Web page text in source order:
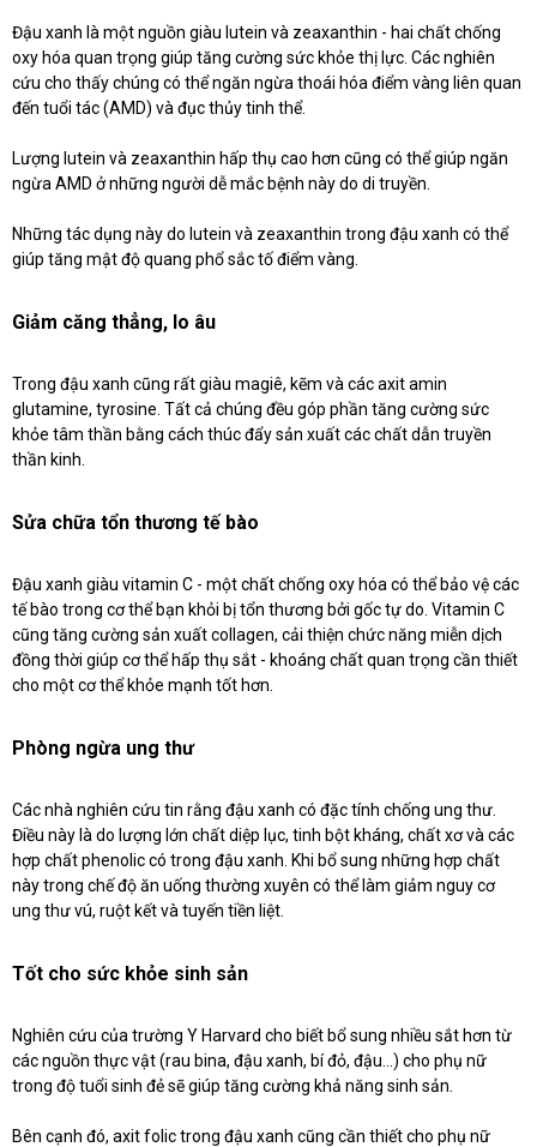
Đậu xanh là một nguồn giàu lutein và zeaxanthin - hai chất chống
oxy hóa quan trọng giúp tăng cường sức khỏe thị lực. Các nghiên
cứu cho thấy chúng có thể ngăn ngừa thoái hóa điểm vàng liên quan
đến tuổi tác (AMD) và đục thủy tinh thể.
Lượng lutein và zeaxanthin hấp thụ cao hơn cũng có thể giúp ngăn
ngừa AMD ở những người dễ mắc bệnh này do di truyền.
Những tác dụng này do lutein và zeaxanthin trong đậu xanh có thể
giúp tăng mật độ quang phổ sắc tố điểm vàng.
Giảm căng thẳng, lo âu
Trong đậu xanh cũng rất giàu magiê, kẽm và các axit amin
glutamine, tyrosine. Tất cả chúng đều góp phần tăng cường sức
khỏe tâm thần bằng cách thúc đẩy sản xuất các chất dẫn truyền
thần kinh.
Sửa chữa tổn thương tế bào
Đậu xanh giàu vitamin C - một chất chống oxy hóa có thể bảo vệ các
tế bào trong cơ thể bạn khỏi bị tổn thương bởi gốc tự do. Vitamin C
cũng tăng cường sản xuất collagen, cải thiện chức năng miễn dịch
đồng thời giúp cơ thể hấp thụ sắt - khoáng chất quan trọng cần thiết
cho một cơ thể khỏe mạnh tốt hơn.
Phòng ngừa ung thư
Các nhà nghiên cứu tin rằng đậu xanh có đặc tính chống ung thư.
Điều này là do lượng lớn chất diệp lục, tinh bột kháng, chất xơ và các
hợp chất phenolic có trong đậu xanh. Khi bổ sung những hợp chất
này trong chế độ ăn uống thường xuyên có thể làm giảm nguy cơ
ung thư vú, ruột kết và tuyến tiền liệt.
Tốt cho sức khỏe sinh sản
Nghiên cứu của trường Y Harvard cho biết bổ sung nhiều sắt hơn từ
các nguồn thực vật (rau bina, đậu xanh, bí đỏ, đậu…) cho phụ nữ
trong độ tuổi sinh đẻ sẽ giúp tăng cường khả năng sinh sản.
Bên cạnh đó, axit folic trong đậu xanh cũng cần thiết cho phụ nữ